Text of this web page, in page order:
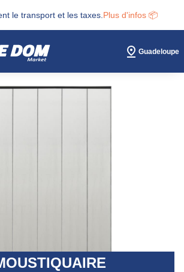
le transport et les taxes. Plus d'infos 📦
Guadeloupe